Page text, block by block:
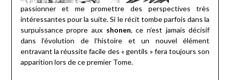
passionner et me promettre des perspectives très
intéressantes pour la suite. Si le récit tombe parfois dans la
surpuissance propre aux shonen, ce n’est jamais décisif
dans l’évolution de l’histoire et un nouvel élément
entravant la réussite facile des « gentils » fera toujours son
apparition lors de ce premier Tome.